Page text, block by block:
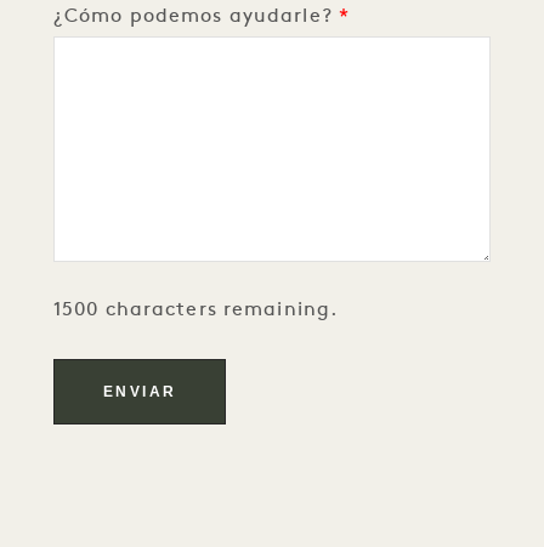
¿Cómo podemos ayudarle?
1500 characters remaining.